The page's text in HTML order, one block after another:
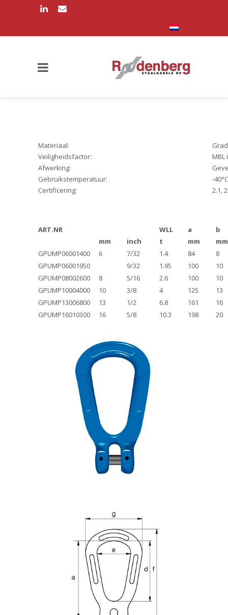
Materiaal:
Veiligheidsfactor:
MBL
Afwerking:
Gebruikstemperatuur:
-
Certificering:
2.1,
ART.NR WLL a
b
mm
inch t mm
mm
GPUMP06001400
6 7/32 1.4 84
8
GPUMP06001950
9/32 1.95 100
10
GPUMP08002600
8 5/16 2.6 100
10
GPUMP10004000
10 3/8 4 125
13
GPUMP13006800
13 1/2 6.8 161
16
GPUMP16010300
16 5/8 10.3 198 20